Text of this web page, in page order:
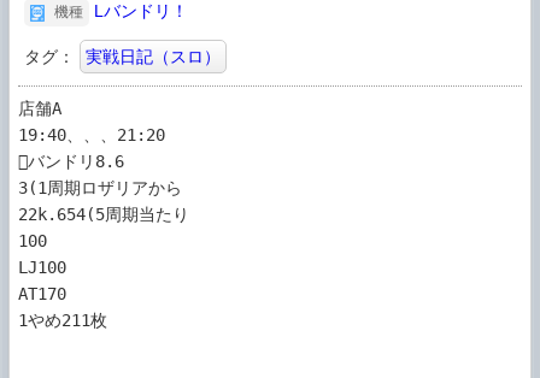
機種
Lバンドリ！
タグ： 実戦日記（スロ）
店舗A
19:40、、、21:20
バンドリ8.6
3(1周期ロザリアから
22k.654(5周期当たり
100
LJ100
AT170
1やめ211枚